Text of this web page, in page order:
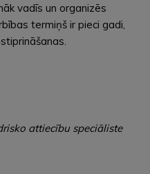
vadīs un organizēs
termiņš ir pieci gadi,
attiecību speciāliste